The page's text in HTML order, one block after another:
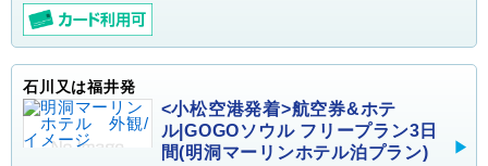
石川又は福井発
<小松空港発着>航空券&ホテ
ル|GOGOソウル フリープラン3日
間(明洞マーリンホテル泊プラン)